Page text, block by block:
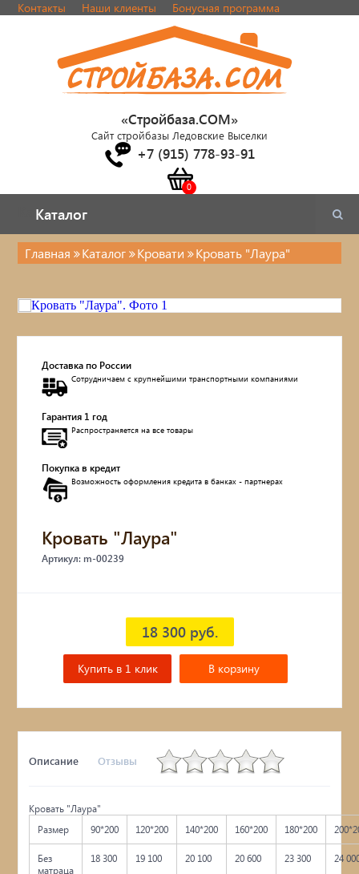
Контакты Наши клиенты Бонусная программа
«Стройбаза.COM»
Сайт стройбазы Ледовские Выселки
+7 (915) 778-93-91
Каталог
Каталог
Стулья, табуреты
Обувницы
Комоды, тумбы
Столы
Мебель с искусственным старением
Дубовые бочки
Детские кровати и диваны
Кухонные уголки
Главная Каталог Кровати Кровать "Лаура"
Доставка по России
Сотрудничаем с крупнейшими транспортными компаниями
Гарантия 1 год
Распространяется на все товары
Покупка в кредит
Возможность оформления кредита в банках - партнерах
Кровать "Лаура"
Артикул: m-00239
18 300 руб.
В корзину
Купить в 1 клик
Описание Отзывы
Кровать "Лаура"
Размер
90*200 120*200 140*200 160*200 180*200
Без
матраца
18 300 19 100 20 100 20 600 23 300 24